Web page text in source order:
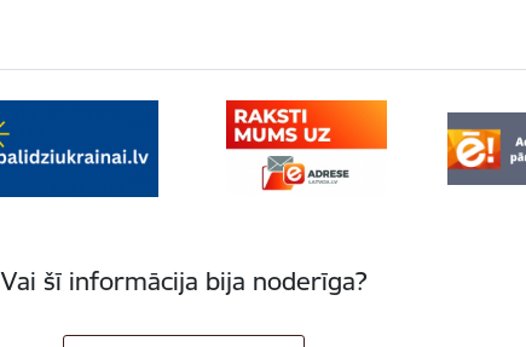
Vai šī informācija bija noderīga?